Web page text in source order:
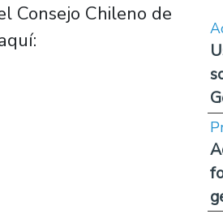
Consejo Chileno de